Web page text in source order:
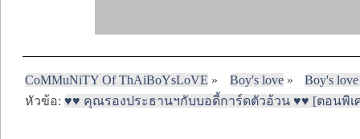
CoMMuNiTY Of ThAiBoYsLoVE » Boy's love»
Boy's
หัวข้อ:♥♥ คุณรองประธานฯกับบอดี้การ์ดตัวอ้วน ♥♥ [ตอนพิเศ